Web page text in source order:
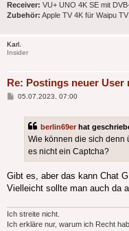
Receiver: VU+ UNO 4K SE mit
Zubehör: Apple TV 4K für Waipu TV
Karl.
Insider
Re: Postings neuer
Beitrag
05.07.2023, 07:00
berlin69er hat
Wie können die sich denn
es nicht ein Captcha?
Gibt es, aber das kann Chat
Vielleicht sollte man auch da
Ich streite nicht.
Ich erkläre nur, warum ich Recht